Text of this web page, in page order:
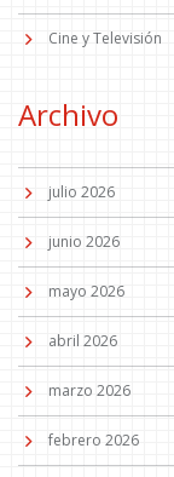
Cine y Televisión
Archivo
julio 2026
junio 2026
mayo 2026
abril 2026
marzo 2026
febrero 2026